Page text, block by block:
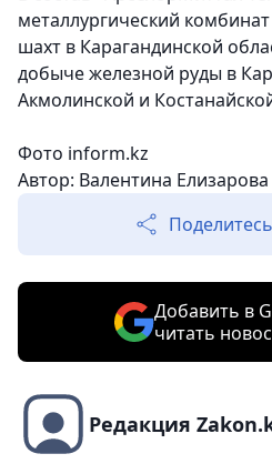
металлургический
шахт в Карагандинской
добыче железной руды в
Акмолинской и
Фото inform.kz
Автор: Валентина Елизарова
Добавить в
читать
Редакция